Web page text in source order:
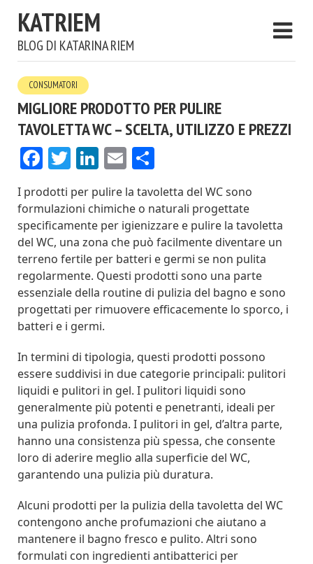
KATRIEM
BLOG DI KATARINA RIEM
CONSUMATORI
MIGLIORE PRODOTTO PER PULIRE
TAVOLETTA WC – SCELTA, UTILIZZO E PREZZI
Facebook
Twitter
LinkedIn
Email
I prodotti per pulire la tavoletta del WC sono
formulazioni chimiche o naturali progettate
specificamente per igienizzare e pulire la tavoletta
del WC, una zona che può facilmente diventare un
terreno fertile per batteri e germi se non pulita
regolarmente. Questi prodotti sono una parte
essenziale della routine di pulizia del bagno e sono
progettati per rimuovere efficacemente lo sporco, i
batteri e i germi.
In termini di tipologia, questi prodotti possono
essere suddivisi in due categorie principali: pulitori
liquidi e pulitori in gel. I pulitori liquidi sono
generalmente più potenti e penetranti, ideali per
una pulizia profonda. I pulitori in gel, d’altra parte,
hanno una consistenza più spessa, che consente
loro di aderire meglio alla superficie del WC,
garantendo una pulizia più duratura.
Alcuni prodotti per la pulizia della tavoletta del WC
contengono anche profumazioni che aiutano a
mantenere il bagno fresco e pulito. Altri sono
formulati con ingredienti antibatterici per